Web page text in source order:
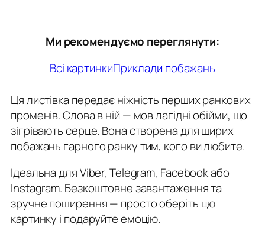
Ми рекомендуємо переглянути:
Всі картинкиПриклади побажань
Ця листівка передає ніжність перших ранкових
променів. Слова в ній — мов лагідні обійми, що
зігрівають серце. Вона створена для щирих
побажань гарного ранку тим, кого ви любите.
Ідеальна для Viber, Telegram, Facebook або
Instagram. Безкоштовне завантаження та
зручне поширення — просто оберіть цю
картинку і подаруйте емоцію.